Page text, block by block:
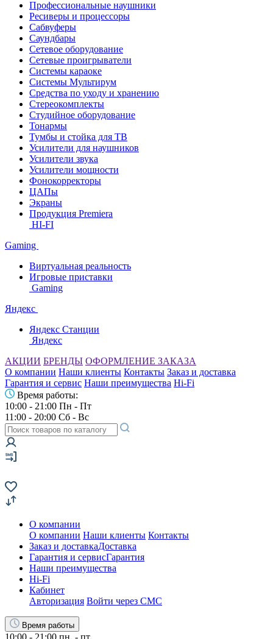
Профессиональные наушники
Ресиверы и процессоры
Сабвуферы
Саундбары
Сетевое оборудование
Сетевые проигрыватели
Системы караоке
Системы Мультирум
Средства по уходу и хранению
Стереокомплекты
Студийное оборудование
Тонармы
Тумбы и стойка для ТВ
Усилители для наушников
Усилители звука
Усилители мощности
Фонокорректоры
ЦАПы
Экраны
Продукция Premiera
HI-FI
Gaming
Виртуальная реальность
Игровые приставки
Gaming
Яндекс
Яндекс Станции
Яндекс
АКЦИИ БРЕНДЫ ОФОРМЛЕНИЕ ЗАКАЗА
О компании Наши клиенты Контакты Заказ и доставка
Гарантия и сервис Наши преимущества Hi-Fi
Время работы:
10:00 - 21:00 Пн - Пт
11:00 - 20:00 Сб - Вс
О компании
О компании Наши клиенты Контакты
Заказ и доставкаДоставка
Гарантия и сервисГарантия
Наши преимущества
Hi-Fi
Кабинет
Авторизация Войти через СМС
Время работы
10:00 - 21:00 пн. - пт.